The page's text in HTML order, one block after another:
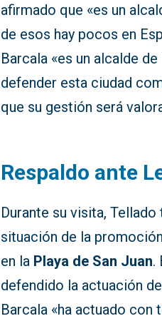
afirmado que «es un
de esos hay pocos en
Barcala «es un alcalde
defender esta ciudad
que su gestión será
Respaldo ante
Durante su visita,
situación de la
en la Playa de San Juan.
defendido la actuación
Barcala «ha actuado con